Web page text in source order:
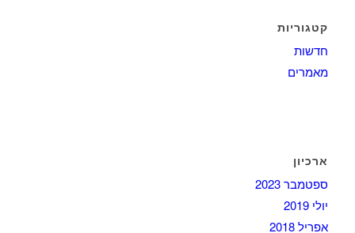
קטגוריות
חדשות
מאמרים
ארכיון
ספטמבר 2023
יולי 2019
אפריל 2018